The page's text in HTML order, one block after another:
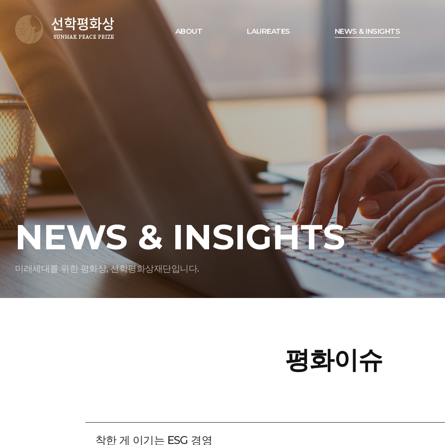
ABOUT LAUREATES NEWS & INSIGHTS
NEWS & INSIGHTS
미래세대를 위한 평화상, 선학평화상재단입니다.
평화이슈
착한 게 이기는 ESG 경영